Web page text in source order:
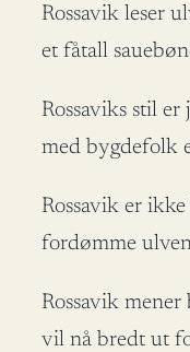
Rossavik leser
et fåtall
Rossaviks stil
med bygdefolk
Rossavik er
fordømme
Rossavik
vil nå bredt ut